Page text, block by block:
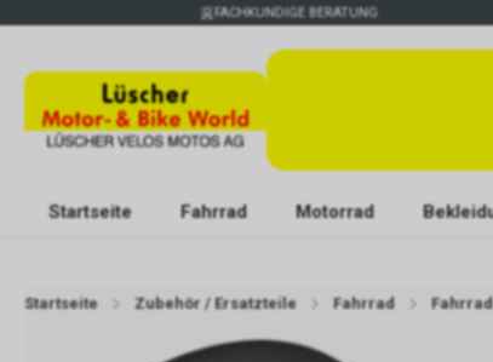
FACHKUNDIGE BERATUNG
Startseite Fahrrad Motorrad
Startseite Zubehör / Ersatzteile Fahrrad